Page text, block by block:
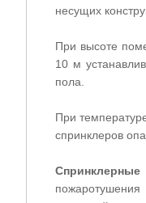
несущих
При высоте
10 м
пола.
При
спринклеров